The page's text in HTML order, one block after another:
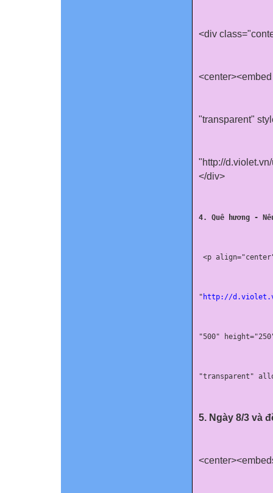
<div
"transparent"
"http://
</div>
4. Quê hương -
<p align=
" http://d.violet.vn/
"500" height=
"transparent"
5. Ngày 8/3 và
<center><embed